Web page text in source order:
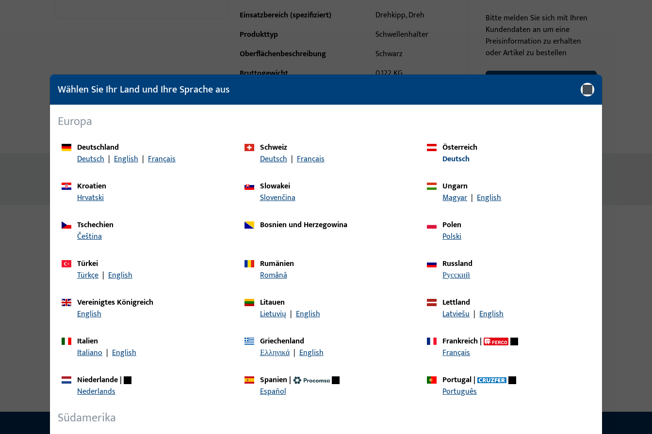
Einsatzbereich (spezifiziert)
Drehkipp, Dreh
Produkttyp
Schwellenhalter
Oberflächenbeschreibung
Schwarz
Bruttogewicht
0,122 KG
Bitte melden Sie sich mit Ihren
Kundendaten an um eine
Preisinformation zu erhalten
oder Artikel zu bestellen
Schwellenhalter universal 62 Holz,schw.
Varianten
H-00076-24-0-7 | Schwellenhalter | Schwellenh. universal 62 Holz weiß
H-00076-24-1-1 | Schwellenhalter | Schwellenh. universal 78/20 Holz grau
Wählen Sie Ihr Land und Ihre Sprache aus
Europa
Deutschland
Deutsch | English | Français
Schweiz
Deutsch | Français
Österreich
Deutsch
Kroatien
Hrvatski
Slowakei
Slovenčina
Ungarn
Magyar | English
Tschechien
čeština
Bosnien und Herzegowina
Polen
Polski
Türkei
Türkçe | English
Rumänien
Română
Russland
русский
Vereinigtes Königreich
English
Litauen
Lietuvių | English
Lettland
Latviešu | English
Italien
Italiano | English
Griechenland
Ελληνικά | English
Frankreich|
Français
Niederlande|
Nederlands
Spanien |
Español
Portugal|
Português
Südamerika